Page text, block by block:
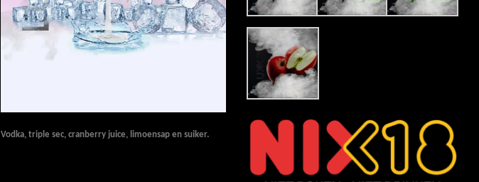
Vodka, triple sec, cranberry juice, limoensap en suiker.